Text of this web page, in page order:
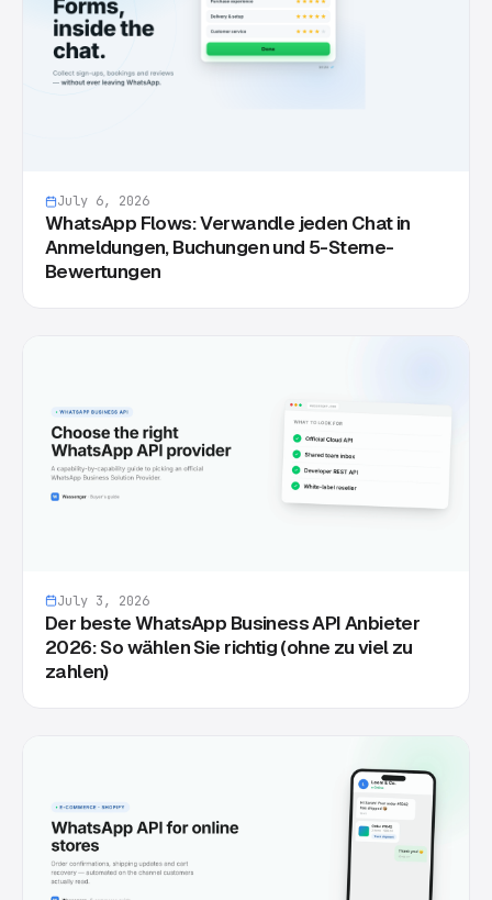
July 6, 2026
WhatsApp Flows: Verwandle jeden Chat in
Anmeldungen, Buchungen und 5-Sterne-
Bewertungen
July 3, 2026
Der beste WhatsApp Business API Anbieter
2026: So wählen Sie richtig (ohne zu viel zu
zahlen)